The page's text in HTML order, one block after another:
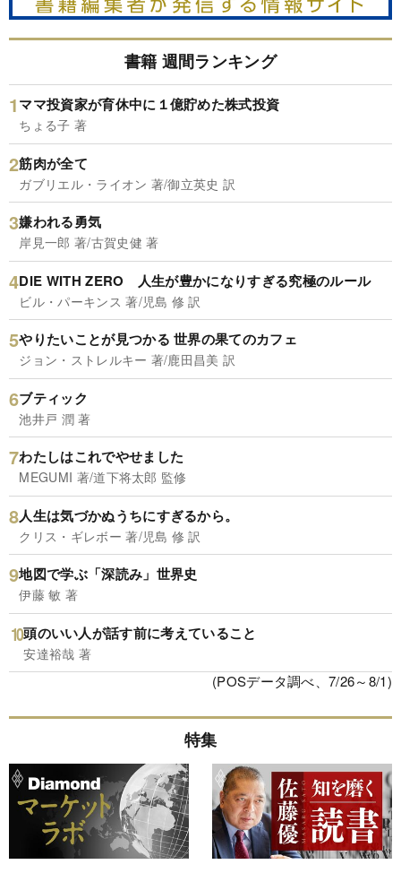
書籍 週間ランキング
ママ投資家が育休中に１億貯めた株式投資
ちょる子 著
筋肉が全て
ガブリエル・ライオン 著/御立英史 訳
嫌われる勇気
岸見一郎 著/古賀史健 著
DIE WITH ZERO 人生が豊かになりすぎる究極のルール
ビル・パーキンス 著/児島 修 訳
やりたいことが見つかる 世界の果てのカフェ
ジョン・ストレルキー 著/鹿田昌美 訳
ブティック
池井戸 潤 著
わたしはこれでやせました
MEGUMI 著/道下将太郎 監修
人生は気づかぬうちにすぎるから。
クリス・ギレボー 著/児島 修 訳
地図で学ぶ「深読み」世界史
伊藤 敏 著
頭のいい人が話す前に考えていること
安達裕哉 著
(POSデータ調べ、7/26～8/1)
特集